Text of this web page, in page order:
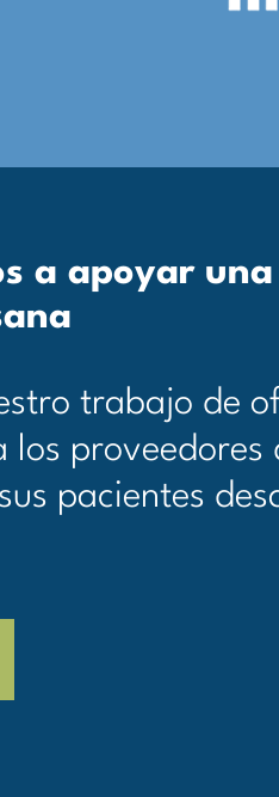
a apoyar
trabajo de
los proveedores
pacientes